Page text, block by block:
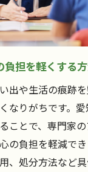
負担を軽くする
出や生活の痕跡を
なりがちです。
ことで、専門家
の負担を軽減で
、処分方法など